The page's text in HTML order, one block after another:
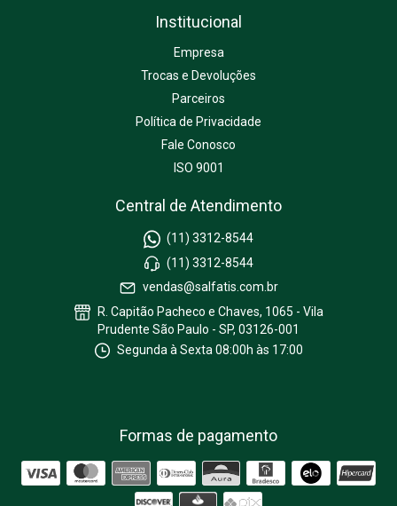
Institucional
Empresa
Trocas e Devoluções
Parceiros
Política de Privacidade
Fale Conosco
ISO 9001
Central de Atendimento
(11) 3312-8544
(11) 3312-8544
vendas@salfatis.com.br
R. Capitão Pacheco e Chaves, 1065 - Vila
Prudente São Paulo - SP, 03126-001
Segunda à Sexta 08:00h às 17:00
Formas de pagamento